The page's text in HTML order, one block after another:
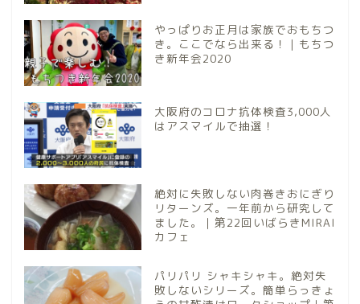
やっぱりお正月は家族でおもちつ
き。ここでなら出来る！｜もちつ
き新年会2020
大阪府のコロナ抗体検査3,000人
はアスマイルで抽選！
絶対に失敗しない肉巻きおにぎり
リターンズ。一年前から研究して
ました。｜第22回いばらきMIRAI
カフェ
パリパリ シャキシャキ。絶対失
敗しないシリーズ。簡単らっきょ